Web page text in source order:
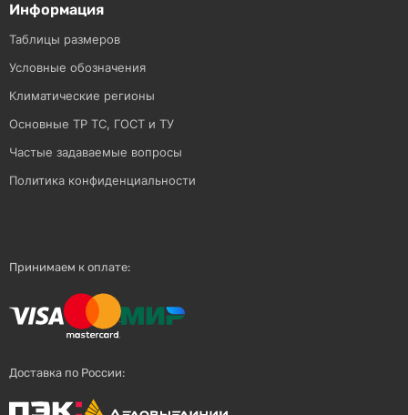
Информация
Таблицы размеров
Условные обозначения
Климатические регионы
Основные ТР ТС, ГОСТ и ТУ
Частые задаваемые вопросы
Политика конфиденциальности
Принимаем к оплате:
Доставка по России: